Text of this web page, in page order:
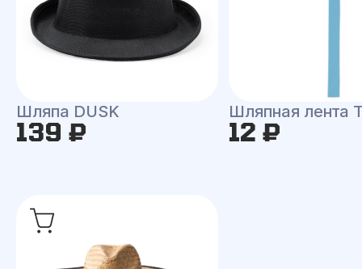
Шляпа DUSK
139 ₽
Шляпная лента
12 ₽